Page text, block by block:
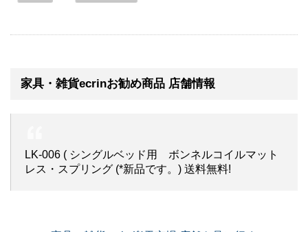
家具・雑貨ecrinお勧め商品 店舗情報
LK-006 ( シングルベッド用 ボンネルコイルマット
レス・スプリング (*新品です。) 送料無料!